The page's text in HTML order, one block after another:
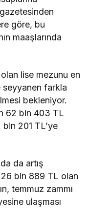
göre, bu
maaşlarında
lise mezunu en
seyyanen farkla
bekleniyor.
62 bin 403 TL
bin 201 TL’ye
da artış
bin 889 TL olan
temmuz zammı
ulaşması